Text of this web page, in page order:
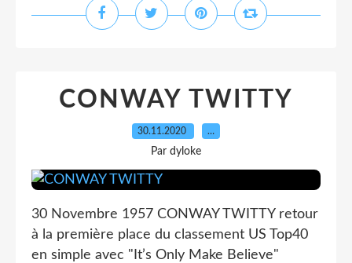
CONWAY TWITTY
30.11.2020 …
Par dyloke
30 Novembre 1957 CONWAY TWITTY retour
à la première place du classement US Top40
en simple avec "It’s Only Make Believe"